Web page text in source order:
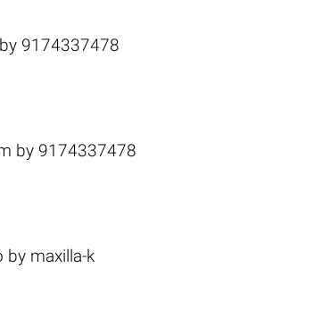
by 9174337478
by 9174337478
by maxilla-k